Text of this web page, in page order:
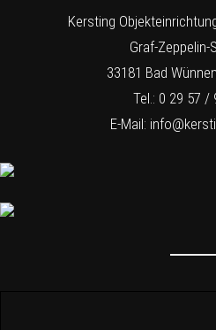
Kersting
Graf-Zeppelin-
33181 Bad
Tel.: 0 29 57 /
E-Mail: